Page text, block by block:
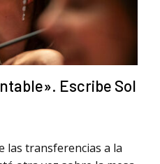
Escribe Sol
las transferencias a la